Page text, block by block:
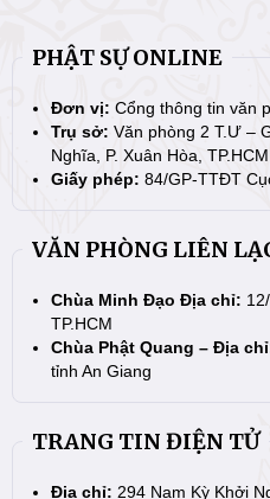
PHẬT SỰ ONLINE
Đơn vị: Cổng thông tin văn
Trụ sở: Văn phòng 2 T.Ư –
Nghĩa, P. Xuân Hòa, TP.HCM
Giấy phép: 84/GP-TTĐT
VĂN PHÒNG LIÊN
Chùa Minh Đạo Địa chỉ:
TP.HCM
Chùa Phật Quang – Địa
tỉnh An Giang
TRANG TIN ĐIỆN TỬ
Địa chỉ: 294 Nam Kỳ Khởi